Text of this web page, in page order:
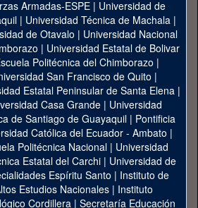
Armadas-ESPE | Universidad de
| Universidad Técnica de Machala|
de Otavalo | Universidad Nacional
| Universidad Estatal de Bolivar
Politécnica del Chimborazo |
San Francisco de Quito |
Estatal Peninsular de Santa Elena|
Casa Grande | Universidad
de Santiago de Guayaquil| Pontificia
Católica del Ecuador - Ambato |
Politécnica Nacional| Universidad
Estatal del Carchi| Universidad de
Espíritu Santo | Instituto de
Estudios Nacionales | Instituto
Cordillera | Secretaría Educación